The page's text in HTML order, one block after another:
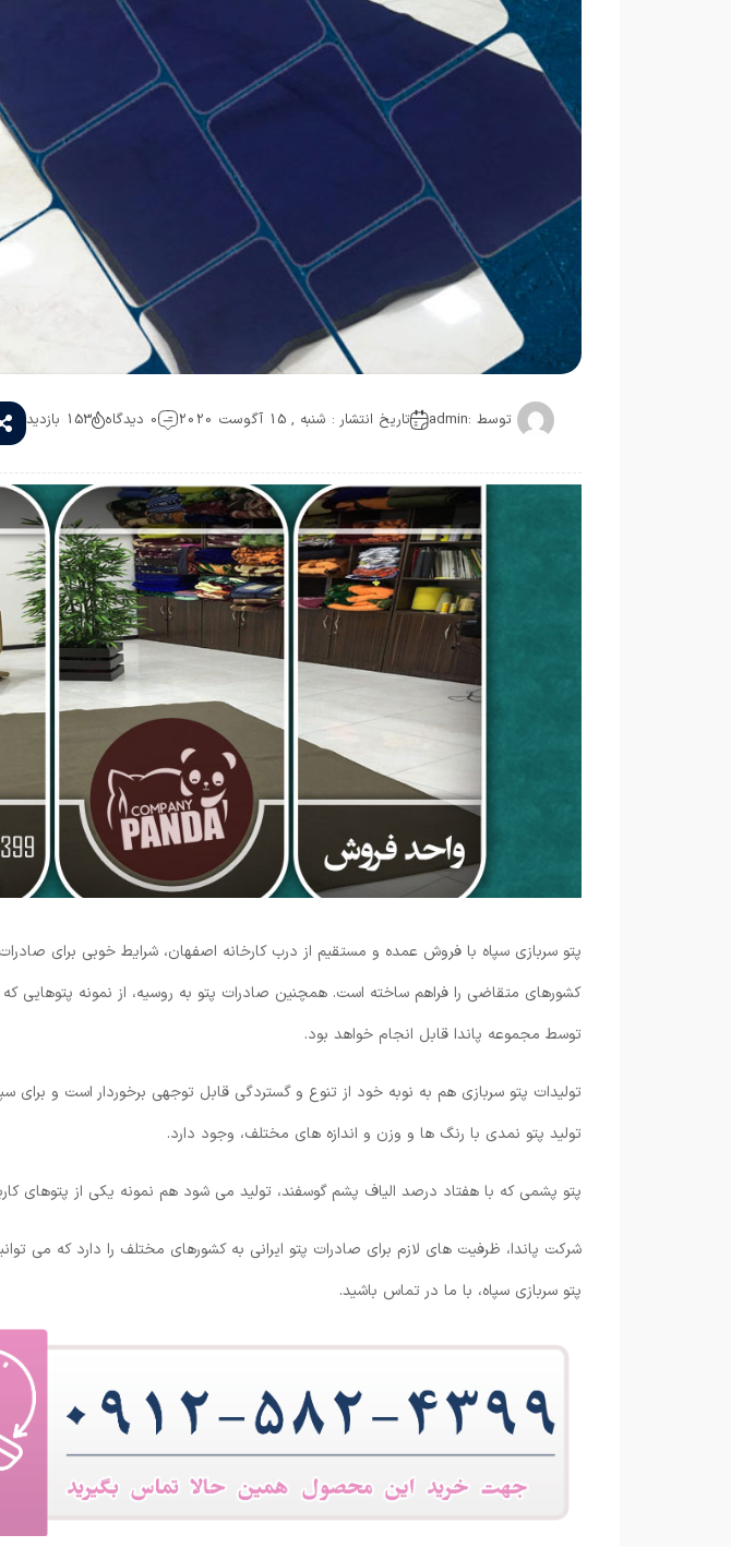
توسط :admin تاریخ انتشار : شنبه , 15 آگوست 2020 0 دیدگاه 153 بازدید
پتو سربازی سپاه با فروش عمده و مستقیم از درب کارخانه اصفهان، شرایط خوبی برای
کشورهای متقاضی را فراهم ساخته است. همچنین صادرات پتو به روسیه، از نمونه پتوهایی
توسط مجموعه پاندا قابل انجام خواهد بود.
تولیدات پتو سربازی هم به نوبه خود از تنوع و گستردگی قابل توجهی برخوردار است و برای
تولید پتو نمدی با رنگ ها و وزن و اندازه های مختلف، وجود دارد.
پتو پشمی که با هفتاد درصد الیاف پشم گوسفند، تولید می شود هم نمونه یکی از پتوهای
شرکت پاندا، ظرفیت های لازم برای صادرات پتو ایرانی به کشورهای مختلف را دارد که می
پتو سربازی سپاه، با ما در تماس باشید.